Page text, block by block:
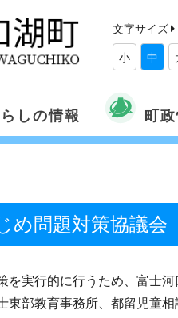
文字サイズ
小 中
らしの情報 町
め問題対策協議会
実行的に行うため、富士
東部教育事務所、都留児童